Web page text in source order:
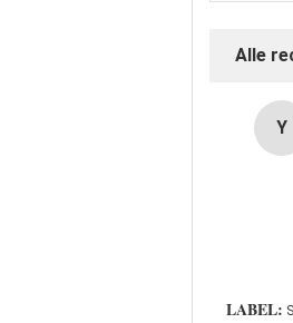
Alle
Y
LABEL: